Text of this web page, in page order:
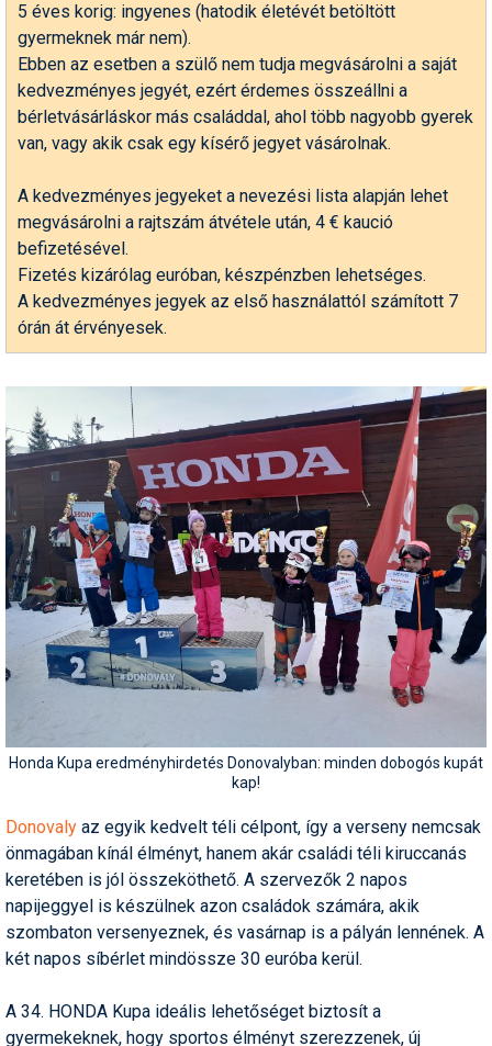
Telemark
Téli sportok
Termékajánló
Történelem
Túrasí
Utasbiztosítás
Utazási tippek
Védőfelszerelés
5 éves korig: ingyenes (hatodik életévét betöltött
gyermeknek már nem).
Ebben az esetben a szülő nem tudja megvásárolni a saját
kedvezményes jegyét, ezért érdemes összeállni a
bérletvásárláskor más családdal, ahol több nagyobb gyerek
van, vagy akik csak egy kísérő jegyet vásárolnak.
A kedvezményes jegyeket a nevezési lista alapján lehet
megvásárolni a rajtszám átvétele után, 4 € kaució
befizetésével.
Fizetés kizárólag euróban, készpénzben lehetséges.
A kedvezményes jegyek az első használattól számított 7
órán át érvényesek.
Honda Kupa eredményhirdetés Donovalyban: minden dobogós kupát
kap!
Donovaly az egyik kedvelt téli célpont, így a verseny nemcsak
önmagában kínál élményt, hanem akár családi téli kiruccanás
keretében is jól összeköthető. A szervezők 2 napos
napijeggyel is készülnek azon családok számára, akik
szombaton versenyeznek, és vasárnap is a pályán lennének. A
két napos síbérlet mindössze 30 euróba kerül.
A 34. HONDA Kupa ideális lehetőséget biztosít a
gyermekeknek, hogy sportos élményt szerezzenek, új